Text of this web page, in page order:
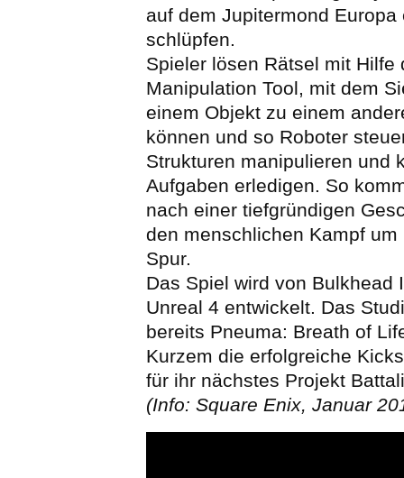
auf dem Jupitermond Europa
schlüpfen.
Spieler lösen Rätsel mit Hilfe
Manipulation Tool, mit dem
einem Objekt zu einem
können und so Roboter
Strukturen manipulieren und
Aufgaben erledigen. So
nach einer tiefgründigen
den menschlichen Kampf
Spur.
Das Spiel wird von Bulkhead
Unreal 4 entwickelt. Das
bereits Pneuma: Breath of
Kurzem die erfolgreiche
für ihr nächstes Projekt
(Info: Square Enix, Januar